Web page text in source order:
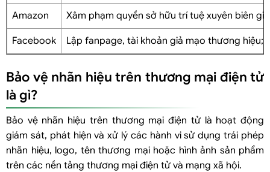
Tóm tắt vụ việc
Góc nhìn thực tiễn từ các vụ việc xử lý vi phạm của Luật Việt An
Khó xác định chủ thể vi phạm thực tế
Vi phạm diễn ra với tốc độ rất nhanh
Khó thu thập và lưu trữ chứng cứ điện tử
Nhiều doanh nghiệp chưa đăng ký nhãn hiệu đầy đủ
Thủ tục khiếu nại trên từng nền tảng khác nhau
Amazon Xâm phạm quyền sở hữu trí tuệ xuyên biên
Facebook Lập fanpage, tài khoản giả mạo thương hiệu;
Bảo vệ nhãn hiệu trên thương mại điện tử
là gì?
Bảo vệ nhãn hiệu trên thương mại điện tử là hoạt động
giám sát, phát hiện và xử lý các hành vi sử dụng trái phép
nhãn hiệu, logo, tên thương mại hoặc hình ảnh sản phẩm
trên các nền tảng thương mại điện tử và mạng xã hội.